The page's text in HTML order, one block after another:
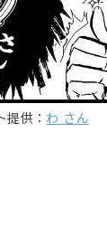
提供： わ さん